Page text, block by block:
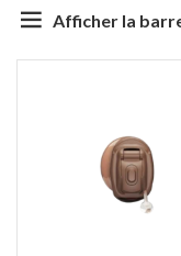
Afficher la